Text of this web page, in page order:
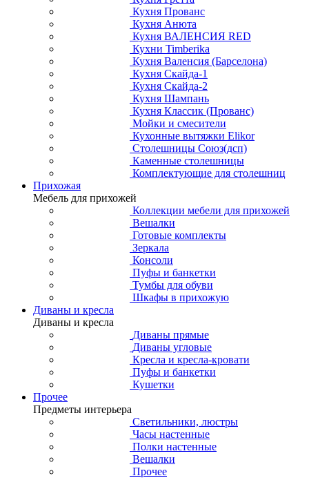
Кухня Прованс
Кухня Анюта
Кухня ВАЛЕНСИЯ RED
Кухни Timberika
Кухня Валенсия (Барселона)
Кухня Скайда-1
Кухня Скайда-2
Кухня Шампань
Кухня Классик (Прованс)
Мойки и смесители
Кухонные вытяжки Elikor
Столешницы Союз(дсп)
Каменные столешницы
Комплектующие для столешниц
Прихожая
Мебель для прихожей
Коллекции мебели для прихожей
Вешалки
Готовые комплекты
Зеркала
Консоли
Пуфы и банкетки
Тумбы для обуви
Шкафы в прихожую
Диваны и кресла
Диваны и кресла
Диваны прямые
Диваны угловые
Кресла и кресла-кровати
Пуфы и банкетки
Кушетки
Прочее
Предметы интерьера
Светильники, люстры
Часы настенные
Полки настенные
Вешалки
Прочее